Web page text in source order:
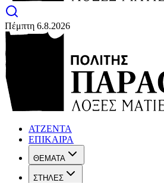
Πέμπτη 6.8.2026
ΑΤΖΕΝΤΑ
ΕΠΙΚΑΙΡΑ
ΘΕΜΑΤΑ
ΣΤΗΛΕΣ